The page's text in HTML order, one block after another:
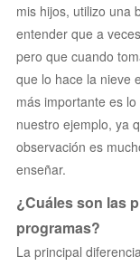
mis hijos, utilizo una
entender que a
pero que cuando
que lo hace la nieve
más importante es
nuestro ejemplo, ya
observación es
enseñar.
¿Cuáles son las
programas?
La principal